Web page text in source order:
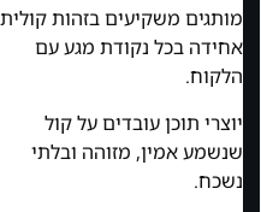
מותגים משקיעים בזהות קולית
אחידה בכל נקודת מגע עם
הלקוח.
יוצרי תוכן עובדים על קול
שנשמע אמין, מזוהה ובלתי
נשכח.